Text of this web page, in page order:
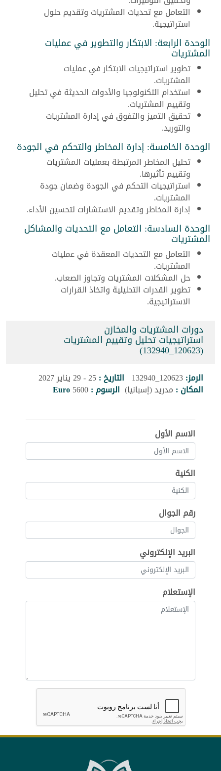
التعامل مع تحديات المشتريات وتقديم حلول
استراتيجية.
الوحدة الرابعة: الابتكار والتطوير في عمليات
المشتريات
تطوير استراتيجيات الابتكار في عمليات
المشتريات.
استخدام التكنولوجيا والأدوات الحديثة في تحليل
وتقييم المشتريات.
تحقيق التميز والتفوق في إدارة المشتريات
والتوريد.
الوحدة الخامسة: إدارة المخاطر والتحكم في الجودة
تحليل المخاطر المرتبطة بعمليات المشتريات
وتقييم تأثيرها.
استراتيجيات التحكم في الجودة وضمان جودة
المشتريات.
إدارة المخاطر وتقديم الاستشارات لتحسين الأداء.
الوحدة السادسة: التعامل مع التحديات والمشاكل
المشتريات
التعامل مع التحديات المعقدة في عمليات
المشتريات.
حل المشكلات المشتريات وتجاوز الصعاب.
تطوير القدرات التحليلية واتخاذ القرارات
الاستراتيجية.
دورات المشتريات والمخازن
استراتيجيات تحليل وتقييم المشتريات
(120623_132940)
الرمز:120623_132940 التاريخ :25 - 29 يناير 2027
المكان : مدريد (إسبانيا) الرسوم :5600
Euro
الاسم الأول
الكنية
رقم الجوال
البريد الإلكتروني
الإستعلام